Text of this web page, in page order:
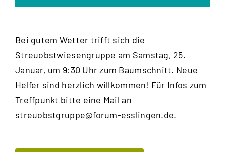
Bei gutem Wetter trifft sich die
Streuobstwiesengruppe am Samstag, 25.
Januar, um 9:30 Uhr zum Baumschnitt. Neue
Helfer sind herzlich willkommen! Für Infos zum
Treffpunkt bitte eine Mail an
streuobstgruppe@forum-esslingen.de.